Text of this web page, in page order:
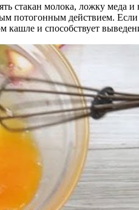
стакан молока, ложку
действием. Если
кашле и способствует